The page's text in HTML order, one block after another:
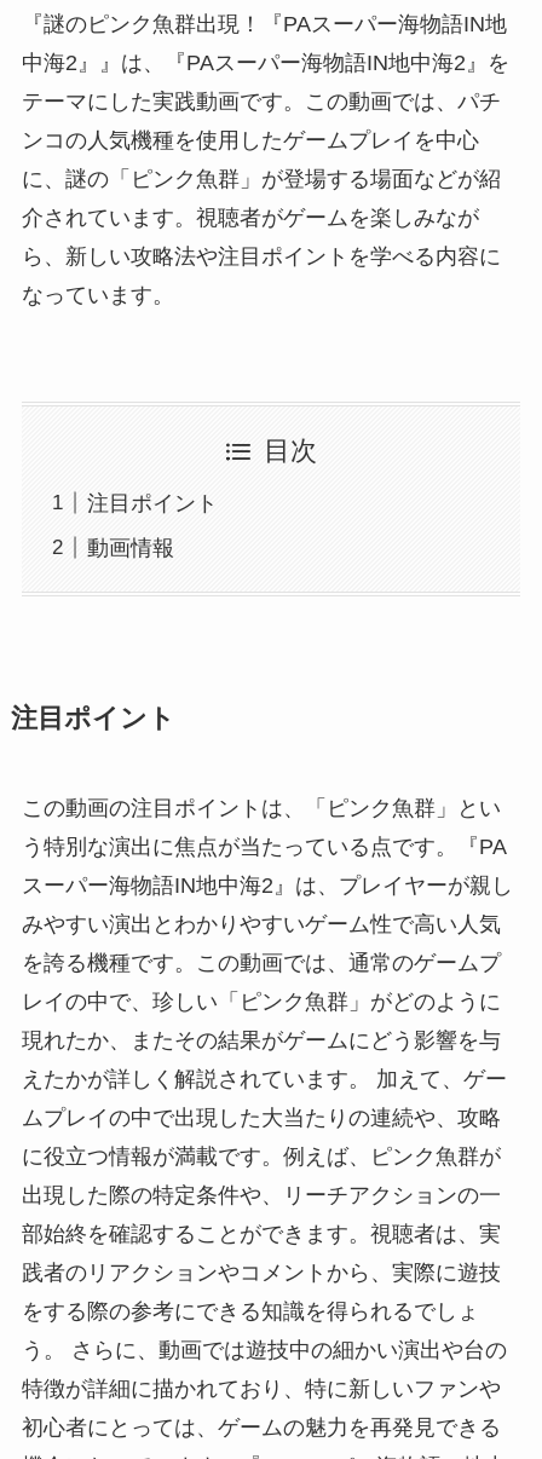
『謎のピンク魚群出現！『PAスーパー海物語IN地
中海2』』は、『PAスーパー海物語IN地中海2』を
テーマにした実践動画です。この動画では、パチ
ンコの人気機種を使用したゲームプレイを中心
に、謎の「ピンク魚群」が登場する場面などが紹
介されています。視聴者がゲームを楽しみなが
ら、新しい攻略法や注目ポイントを学べる内容に
なっています。
目次
注目ポイント
動画情報
注目ポイント
この動画の注目ポイントは、「ピンク魚群」とい
う特別な演出に焦点が当たっている点です。『PA
スーパー海物語IN地中海2』は、プレイヤーが親し
みやすい演出とわかりやすいゲーム性で高い人気
を誇る機種です。この動画では、通常のゲームプ
レイの中で、珍しい「ピンク魚群」がどのように
現れたか、またその結果がゲームにどう影響を与
えたかが詳しく解説されています。 加えて、ゲー
ムプレイの中で出現した大当たりの連続や、攻略
に役立つ情報が満載です。例えば、ピンク魚群が
出現した際の特定条件や、リーチアクションの一
部始終を確認することができます。視聴者は、実
践者のリアクションやコメントから、実際に遊技
をする際の参考にできる知識を得られるでしょ
う。 さらに、動画では遊技中の細かい演出や台の
特徴が詳細に描かれており、特に新しいファンや
初心者にとっては、ゲームの魅力を再発見できる